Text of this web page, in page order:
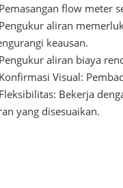
flow meter
aliran
keausan.
aliran biaya
Visual:
Bekerja
yang disesuaikan.